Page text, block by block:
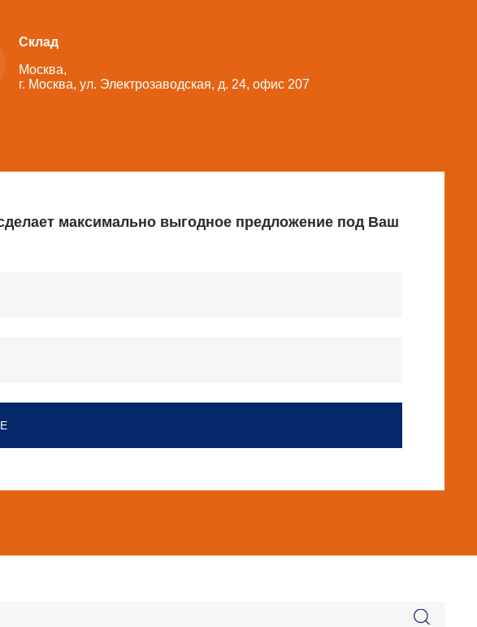
Склад
Москва,
г. Москва, ул. Электрозаводская, д. 24, офис 207
максимально выгодное предложение под Ваш